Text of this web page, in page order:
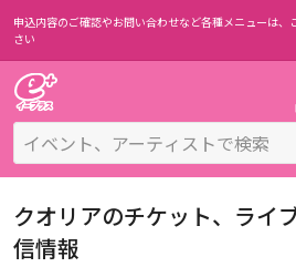
申込内容のご確認やお問い合わせなど各種メニューは、
さい
クオリアのチケット、ライ
信情報